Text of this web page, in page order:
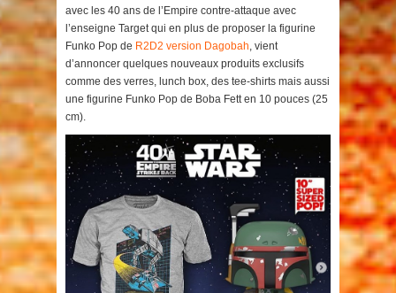
avec les 40 ans de l’Empire contre-attaque avec
l’enseigne Target qui en plus de proposer la figurine
Funko Pop de R2D2 version Dagobah, vient
d’annoncer quelques nouveaux produits exclusifs
comme des verres, lunch box, des tee-shirts mais aussi
une figurine Funko Pop de Boba Fett en 10 pouces (25
cm).